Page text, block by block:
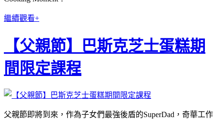
繼續觀看+
【父親節】巴斯克芝士蛋糕期
間限定課程
父親節即將到來，作為子女們最強後盾的SuperDad，奇華工作